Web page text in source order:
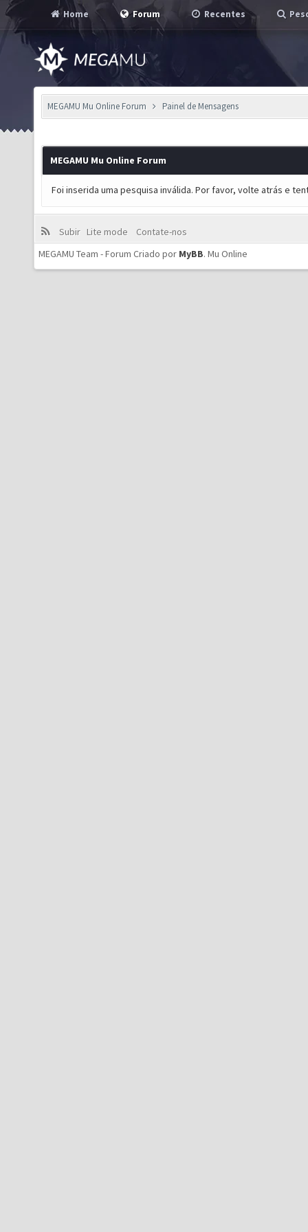
Home Forum Recentes
MEGAMU Mu Online Forum Painel de Mensagens
MEGAMU Mu Online Forum
Foi inserida uma pesquisa inválida. Por favor, volte atrás e
Subir Lite mode
Contate-nos
MEGAMU Team - Forum Criado por MyBB. Mu Online